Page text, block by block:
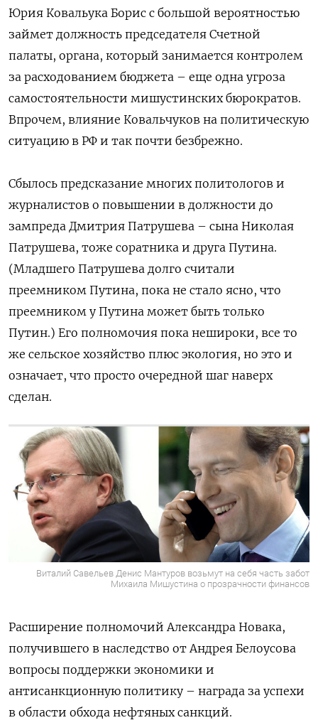
Юрия Ковальука Борис с большой вероятностью
займет должность председателя Счетной
палаты, органа, который занимается контролем
за расходованием бюджета – еще одна угроза
самостоятельности мишустинских бюрократов.
Впрочем, влияние Ковальчуков на политическую
ситуацию в РФ и так почти безбрежно.
Сбылось предсказание многих политологов и
журналистов о повышении в должности до
зампреда Дмитрия Патрушева – сына Николая
Патрушева, тоже соратника и друга Путина.
(Младшего Патрушева долго считали
преемником Путина, пока не стало ясно, что
преемником у Путина может быть только
Путин.) Его полномочия пока нешироки, все то
же сельское хозяйство плюс экология, но это и
означает, что просто очередной шаг наверх
сделан.
Виталий Савельев Денис Мантуров возьмут на себя часть забот
Михаила Мишустина о прозрачности финансов
Расширение полномочий Александра Новака,
получившего в наследство от Андрея Белоусова
вопросы поддержки экономики и
антисанкционную политику – награда за успехи
в области обхода нефтяных санкций.